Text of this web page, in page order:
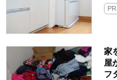
PR
家
屋
フ